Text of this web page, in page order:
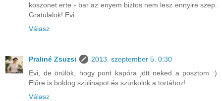
koszonet erte - bar az enyem biztos nem lesz ennyire szep.
Gratulalok! Evi
Válasz
Praliné Zsuzsi
2013. szeptember 5. 0:30
Evi, de örülök, hogy pont kapóra jött neked a posztom :)
Előre is boldog szülinapot és szurkolok a tortához!
Válasz